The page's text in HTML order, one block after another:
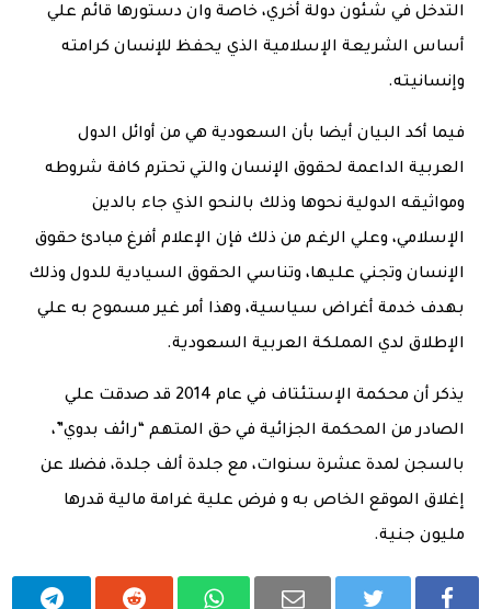
التدخل في شئون دولة أخري، خاصة وان دستورها قائم علي
أساس الشريعة الإسلامية الذي يحفظ للإنسان كرامته
وإنسانيته.
فيما أكد البيان أيضا بأن السعودية هي من أوائل الدول
العربية الداعمة لحقوق الإنسان والتي تحترم كافة شروطه
ومواثيقه الدولية نحوها وذلك بالنحو الذي جاء بالدين
الإسلامي، وعلي الرغم من ذلك فإن الإعلام أفرغ مبادئ حقوق
الإنسان وتجني عليها، وتناسي الحقوق السيادية للدول وذلك
بهدف خدمة أغراض سياسية، وهذا أمر غير مسموح به علي
الإطلاق لدي المملكة العربية السعودية.
يذكر أن محكمة الإستئتاف في عام 2014 قد صدقت علي
الصادر من المحكمة الجزائية في حق المتهم “رائف بدوي”،
بالسجن لمدة عشرة سنوات، مع جلدة ألف جلدة، فضلا عن
إغلاق الموقع الخاص به و فرض علية غرامة مالية قدرها
مليون جنية.